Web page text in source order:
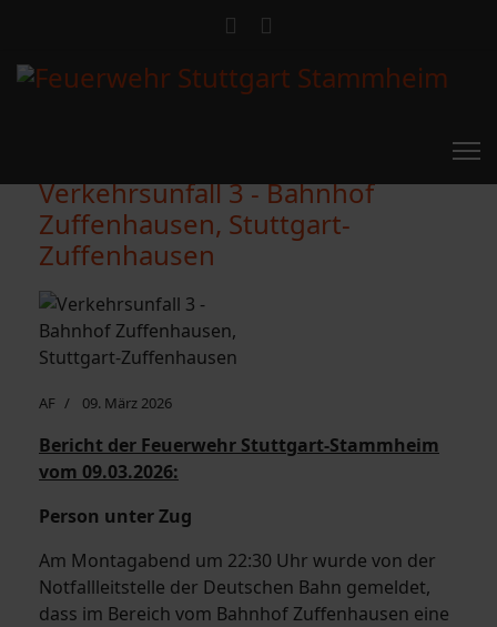
Verkehrsunfall 3 - Bahnhof
Zuffenhausen, Stuttgart-
Zuffenhausen
AF 09. März 2026
Bericht der Feuerwehr Stuttgart-Stammheim
vom 09.03.2026:
Person unter Zug
Am Montagabend um 22:30 Uhr wurde von der
Notfallleitstelle der Deutschen Bahn gemeldet,
dass im Bereich vom Bahnhof Zuffenhausen eine